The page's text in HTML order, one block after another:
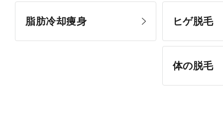
脂肪冷却痩身 ヒゲ脱毛
体の脱毛